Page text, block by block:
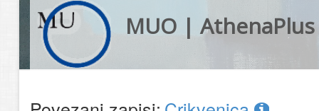
MUO | AthenaPlus